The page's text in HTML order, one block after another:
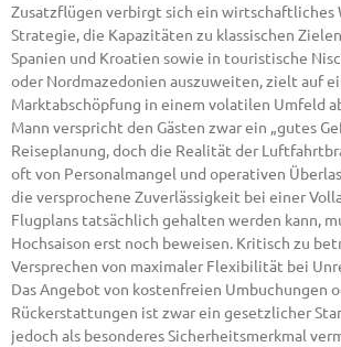
Zusatzflügen verbirgt sich ein wirtschaftliches
Strategie, die Kapazitäten zu klassischen
Spanien und Kroatien sowie in touristische
oder Nordmazedonien auszuweiten, zielt auf
Marktabschöpfung in einem volatilen Umfeld
Mann verspricht den Gästen zwar ein „gutes
Reiseplanung, doch die Realität der
oft von Personalmangel und operativen
die versprochene Zuverlässigkeit bei einer
Flugplans tatsächlich gehalten werden kann,
Hochsaison erst noch beweisen. Kritisch zu
Versprechen von maximaler Flexibilität bei
Das Angebot von kostenfreien Umbuchungen
Rückerstattungen ist zwar ein gesetzlicher
jedoch als besonderes Sicherheitsmerkmal